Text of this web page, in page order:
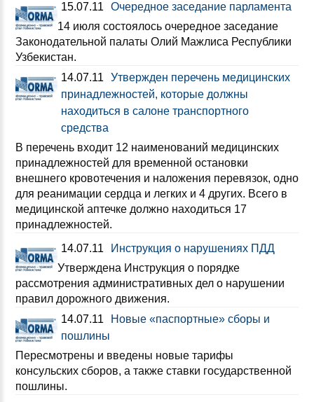
15.07.11
Очередное заседание парламента
14 июля состоялось очередное заседание
Законодательной палаты Олий Мажлиса Республики
Узбекистан.
14.07.11
Утвержден перечень медицинских
принадлежностей, которые должны
находиться в салоне транспортного
средства
В перечень входит 12 наименований медицинских
принадлежностей для временной остановки
внешнего кровотечения и наложения перевязок, одно
для реанимации сердца и легких и 4 других. Всего в
медицинской аптечке должно находиться 17
принадлежностей.
14.07.11
Инструкция о нарушениях ПДД
Утверждена Инструкция о порядке
рассмотрения административных дел о нарушении
правил дорожного движения.
14.07.11
Новые «паспортные» сборы и
пошлины
Пересмотрены и введены новые тарифы
консульских сборов, а также ставки государственной
пошлины.